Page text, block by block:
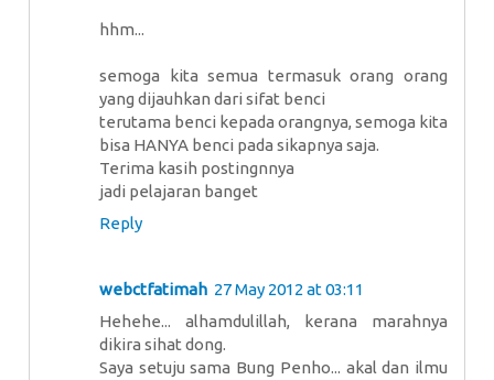
hhm...
semoga kita semua termasuk orang orang
yang dijauhkan dari sifat benci
terutama benci kepada orangnya, semoga kita
bisa HANYA benci pada sikapnya saja.
Terima kasih postingnnya
jadi pelajaran banget
Reply
webctfatimah 27 May 2012 at 03:11
Hehehe... alhamdulillah, kerana marahnya
dikira sihat dong.
Saya setuju sama Bung Penho... akal dan ilmu